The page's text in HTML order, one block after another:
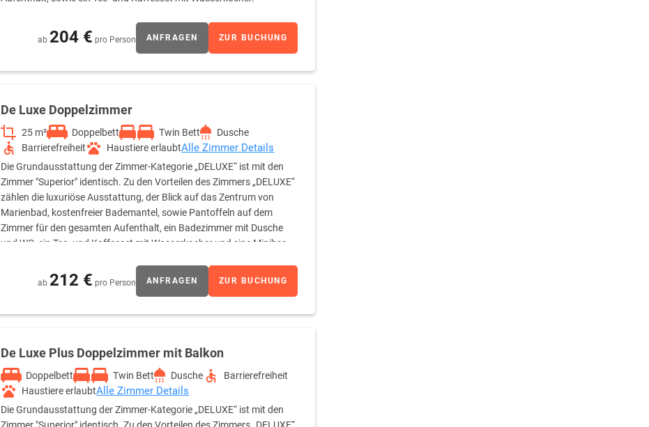
ab 204 € pro Person ANFRAGEN ZUR BUCHUNG
De Luxe Doppelzimmer
25 m² Doppelbett Twin Bett
Dusche
Barrierefreiheit
Haustiere erlaubtAlle Zimmer Details
Die Grundausstattung der Zimmer-Kategorie „DELUXE“ ist mit den
Zimmer "Superior" identisch. Zu den Vorteilen des Zimmers „DELUXE“
zählen die luxuriöse Ausstattung, der Blick auf das Zentrum von
Marienbad, kostenfreier Bademantel, sowie Pantoffeln auf dem
Zimmer für den gesamten Aufenthalt, ein Badezimmer mit Dusche
und WC, ein Tee- und Kaffeeset mit Wasserkocher und eine Minibar
ab 212 € pro Person ANFRAGEN ZUR BUCHUNG
De Luxe Plus Doppelzimmer mit Balkon
Doppelbett Twin Bett Dusche
Barrierefreiheit
Haustiere erlaubtAlle Zimmer Details
Die Grundausstattung der Zimmer-Kategorie „DELUXE“ ist mit den